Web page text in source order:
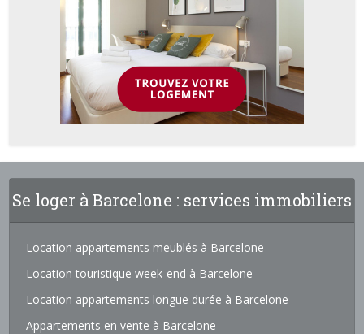
Se loger à Barcelone : services immobiliers
Location appartements meublés à Barcelone
Location touristique week-end à Barcelone
Location appartements longue durée à Barcelone
Appartements en vente à Barcelone